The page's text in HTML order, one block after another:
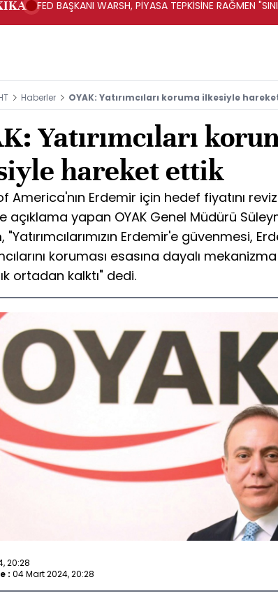
FED BAŞKANI WARSH, PİYASA TEPKİSİNE RAĞMEN
Haberler OYAK: Yatırımcıları koruma ilkesiyle
Yatırımcıları
hareket ettik
America'nın Erdemir için hedef fiyatını
açıklama yapan OYAK Genel Müdürü
"Yatırımcılarımızın Erdemir'e güvenmesi,
koruması esasına dayalı mekanizma
ortadan kalktı" dedi.
20:28
: 04 Mart 2024, 20:28